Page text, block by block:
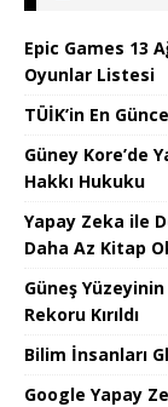
Epic Games 13
Oyunlar Listesi
TÜİK’in En
Güney Kore’de
Hakkı Hukuku
Yapay Zeka ile
Daha Az Kitap
Güneş
Rekoru Kırıldı
Bilim İnsanları
Google Yapay